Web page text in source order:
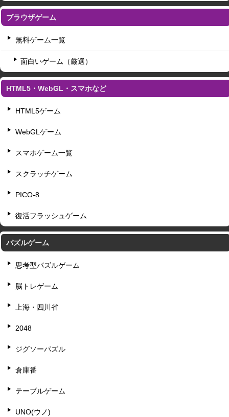
ブラウザゲーム
無料ゲーム一覧
面白いゲーム（厳選）
HTML5・WebGL・スマホなど
HTML5ゲーム
WebGLゲーム
スマホゲーム一覧
スクラッチゲーム
PICO-8
復活フラッシュゲーム
パズルゲーム
思考型パズルゲーム
脳トレゲーム
上海・四川省
2048
ジグソーパズル
倉庫番
テーブルゲーム
UNO(ウノ)